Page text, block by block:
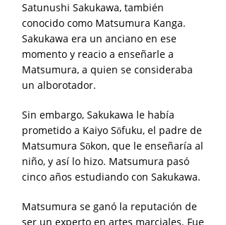
Satunushi Sakukawa, también
conocido como Matsumura Kanga.
Sakukawa era un anciano en ese
momento y reacio a enseñarle a
Matsumura, a quien se consideraba
un alborotador.
Sin embargo, Sakukawa le había
prometido a Kaiyo Sōfuku, el padre de
Matsumura Sōkon, que le enseñaría al
niño, y así lo hizo. Matsumura pasó
cinco años estudiando con Sakukawa.
Matsumura se ganó la reputación de
ser un experto en artes marciales. Fue